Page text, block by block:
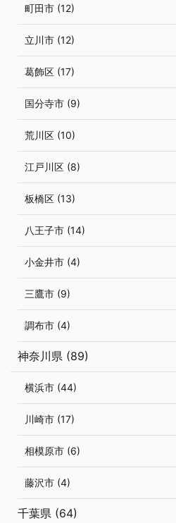
町田市 (12)
立川市 (12)
葛飾区 (17)
国分寺市 (9)
荒川区 (10)
江戸川区 (8)
板橋区 (13)
八王子市 (14)
小金井市 (4)
三鷹市 (9)
調布市 (4)
神奈川県 (89)
横浜市 (44)
川崎市 (17)
相模原市 (6)
藤沢市 (4)
千葉県 (64)